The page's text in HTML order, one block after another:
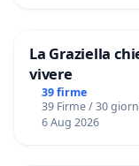
La Graziella
vivere
39 firme
39 Firme / 30
6 Aug 2026